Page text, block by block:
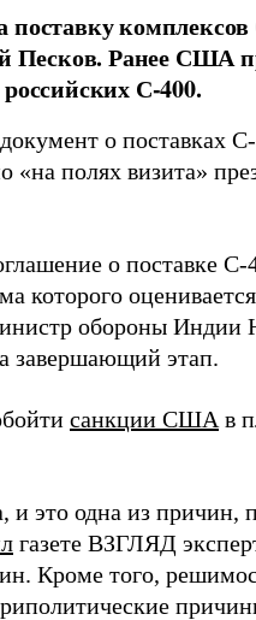
Песков. Ранее США
С-400.
о поставках
«на полях визита»
о поставке
которого
обороны Индии
завершающий этап.
санкции США в
и это одна из причин,
газете ВЗГЛЯД
Кроме того,